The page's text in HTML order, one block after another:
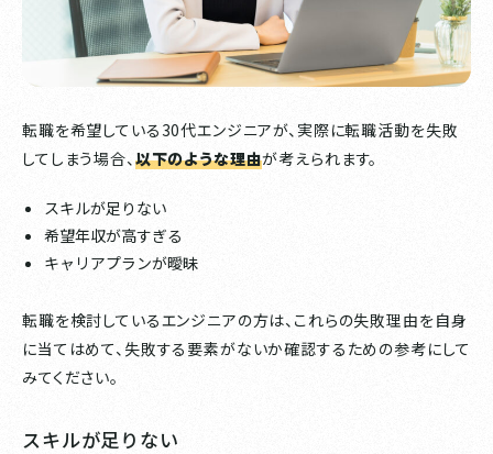
転職を希望している30代エンジニアが、実際に転職活動を失敗
してしまう場合、 以下のような理由が考えられます。
スキルが足りない
希望年収が高すぎる
キャリアプランが曖昧
転職を検討しているエンジニアの方は、これらの失敗理由を自身
に当てはめて、失敗する要素がないか確認するための参考にして
みてください。
スキルが足りない